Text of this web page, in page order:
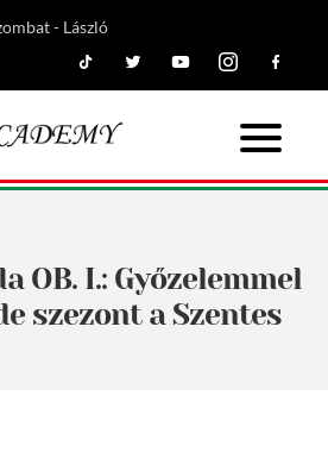
- László
OB. I.: Győzelemmel
szezont a Szentes